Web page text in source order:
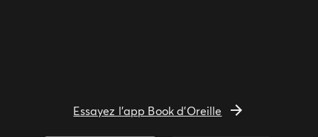
Essayez l'app Book d'Oreille